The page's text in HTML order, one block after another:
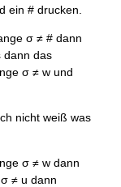
ein # drucken.
σ ≠ # dann
dann das
σ ≠ w und
nicht weiß was
σ ≠ w dann
≠ u dann